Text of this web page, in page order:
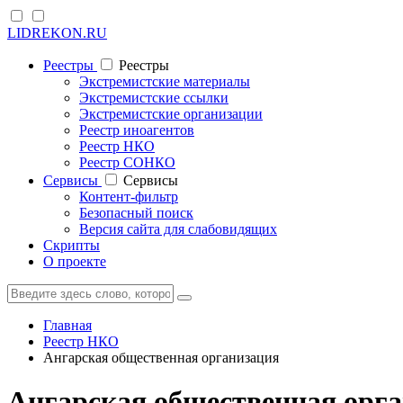
LIDREKON.RU
Реестры
Реестры
Экстремистские материалы
Экстремистские ссылки
Экстремистские организации
Реестр иноагентов
Реестр НКО
Реестр СОНКО
Cервисы
Cервисы
Контент-фильтр
Безопасный поиск
Версия сайта для слабовидящих
Скрипты
О проекте
Главная
Реестр НКО
Ангарская общественная организация